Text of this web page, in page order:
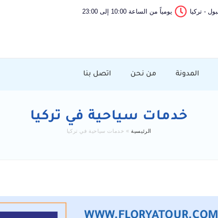
- تركيا يومياً من الساعة 10:00 إلى 23:00
المدونة من نحن اتصل بنا
خدمات سياحية في تركيا
الرئيسية» خدمات سياحية في تركيا